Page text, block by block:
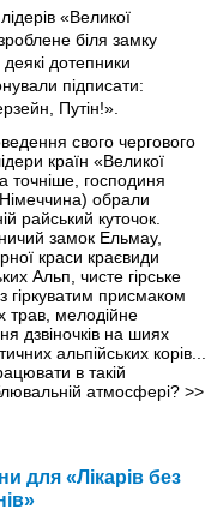
свого чергового
країн «Великої
точніше, господиня
обрали
райський куточок.
замок Ельмау,
краси краєвиди
Альп, чисте гірське
гіркуватим присмаком
трав, мелодійне
дзвіночків на шиях
альпійських корів...
в такій
атмосфері? >>
для «Лікарів без